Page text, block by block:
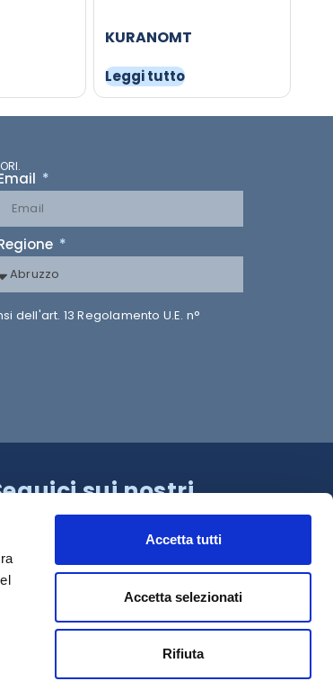
Accetta tutti
Accetta selezionati
Rifiuta
KURANOMT
Leggi tutto
dell'art. 13 Regolamento U.E. n°
sui nostri
canali!